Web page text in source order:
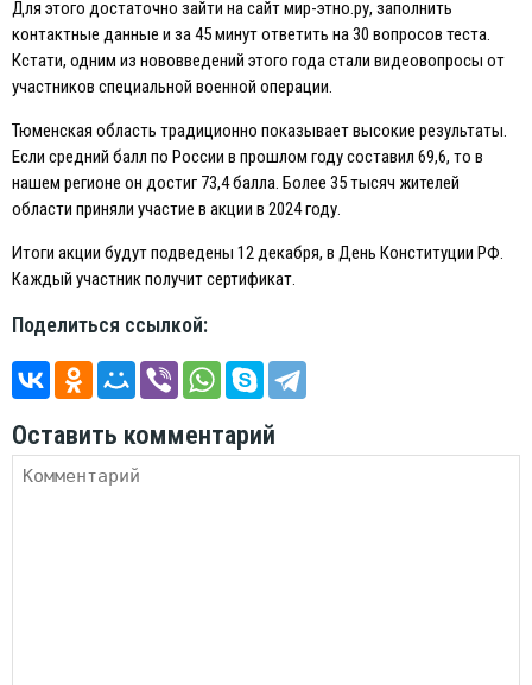
Для этого достаточно зайти на сайт мир-этно.ру, заполнить
контактные данные и за 45 минут ответить на 30 вопросов теста.
Кстати, одним из нововведений этого года стали видеовопросы от
участников специальной военной операции.
Тюменская область традиционно показывает высокие результаты.
Eсли средний балл по России в прошлом году составил 69,6, то в
нашем регионе он достиг 73,4 балла. Более 35 тысяч жителей
области приняли участие в акции в 2024 году.
Итоги акции будут подведены 12 декабря, в День Конституции РФ.
Каждый участник получит сертификат.
Поделиться ссылкой:
Оставить комментарий